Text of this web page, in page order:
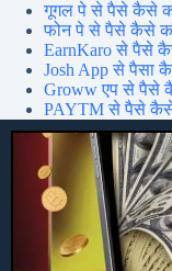
गूगल पे से पैसे कैसे
फोन पे से पैसे कैसे
EarnKaro से पैसे
Josh App से पैसा
Groww एप से पैसे
PAYTM से पैसे